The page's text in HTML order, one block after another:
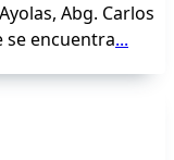
Abg. Carlos
se encuentra...